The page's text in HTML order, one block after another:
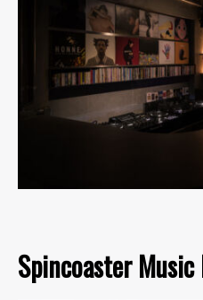
Spincoaster Music